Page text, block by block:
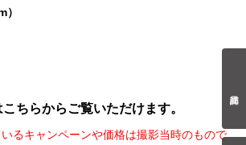
ちらからご覧いただけます。
るキャンペーンや価格は撮影当時のもので